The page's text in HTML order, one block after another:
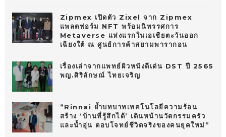
Zipmex เปิดตัว Zixel จาก Zipmex
แพลตฟอร์ม NFT พร้อมนิทรรศการ
Metaverse แห่งแรกในเอเชียตะวันออก
เฉียงใต้ ณ ศูนย์การค้าสยามพารากอน
เรื่องเล่าจากแพทย์ผิวหนังดีเด่น DST ปี 2565
พญ.ศิริลักษณ์ ไทยเจริญ
“Rinnai ย้ำบทบาทเทคโนโลยีความร้อน
สร้าง ‘บ้านที่รู้สึกได้’ เดินหน้านวัตกรรมครัว
และน้ำอุ่น ตอบโจทย์ชีวิตจริงของคนยุคใหม่”